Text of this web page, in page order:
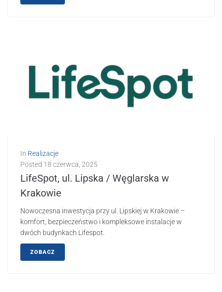
In Realizacje
Posted 18 czerwca, 2025
LifeSpot, ul. Lipska / Węglarska w
Krakowie
Nowoczesna inwestycja przy ul. Lipskiej w Krakowie –
komfort, bezpieczeństwo i kompleksowe instalacje w
dwóch budynkach Lifespot.
ZOBACZ